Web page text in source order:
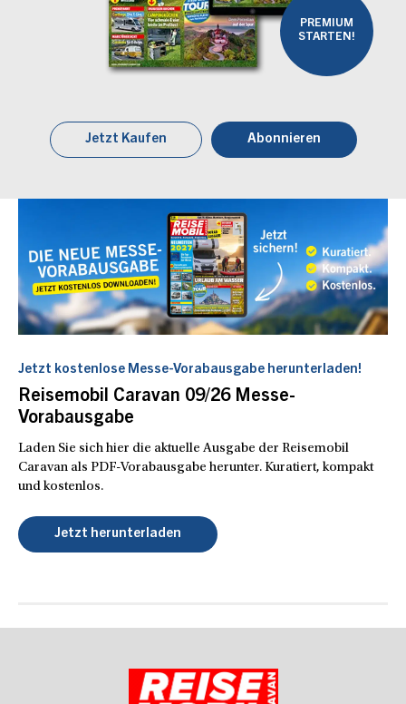
PREMIUM
STARTEN!
Jetzt Kaufen Abonnieren
Jetzt kostenlose Messe-Vorabausgabe herunterladen!
Reisemobil Caravan 09/26 Messe-
Vorabausgabe
Laden Sie sich hier die aktuelle Ausgabe der Reisemobil
Caravan als PDF-Vorabausgabe herunter. Kuratiert, kompakt
und kostenlos.
Jetzt herunterladen